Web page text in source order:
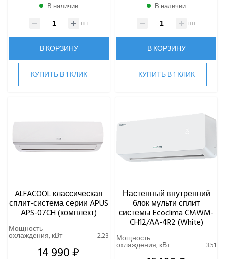
В наличии
шт
В КОРЗИНУ
КУПИТЬ В 1 КЛИК
В наличии
шт
В КОРЗИНУ
КУПИТЬ В 1 КЛИК
ALFACOOL классическая
сплит-система серии APUS
APS-07CH (комплект)
Мощность
охлаждения, кВт 2.23
14 990 ₽
Настенный внутренний
блок мульти сплит
системы Ecoclima CMWM-
CH12/AA-4R2 (White)
Мощность
охлаждения, кВт 3.51